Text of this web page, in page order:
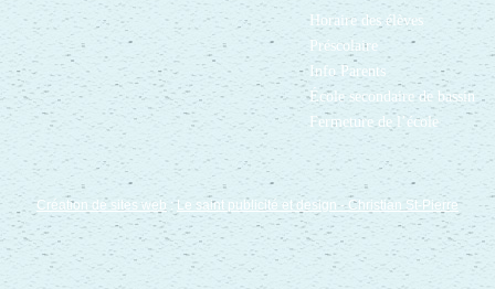
Horaire des élèves
Préscolaire
Info Parents
École secondaire de bassin
Fermeture de l’école
Création de sites web :Le saint publicité et design- Christian St-Pierre